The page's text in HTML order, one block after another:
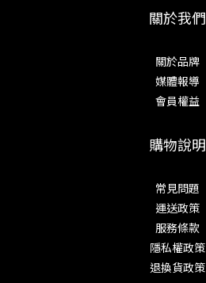
關於我們
關於品牌
媒體報導
會員權益
購物說明
常見問題
運送政策
服務條款
隱私權政策
退換貨政策